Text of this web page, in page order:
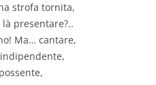
strofa tornita,
presentare?..
Ma… cantare,